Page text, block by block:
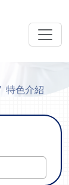
特色介紹